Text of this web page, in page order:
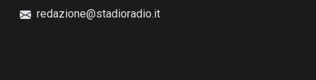
redazione@stadioradio.it